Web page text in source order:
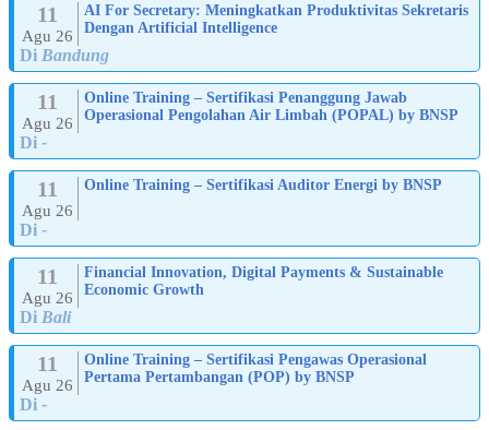
11
Agu 26
AI For Secretary: Meningkatkan Produktivitas Sekretaris
Dengan Artificial Intelligence
Di Bandung
11
Agu 26
Online Training – Sertifikasi Penanggung Jawab
Operasional Pengolahan Air Limbah (POPAL) by BNSP
Di -
11
Agu 26
Online Training – Sertifikasi Auditor Energi by BNSP
Di -
11
Agu 26
Financial Innovation, Digital Payments & Sustainable
Economic Growth
Di Bali
11
Agu 26
Online Training – Sertifikasi Pengawas Operasional
Pertama Pertambangan (POP) by BNSP
Di -